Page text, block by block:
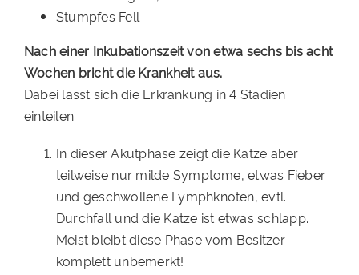
Stumpfes Fell
Nach einer Inkubationszeit von etwa sechs bis acht
Wochen bricht die Krankheit aus.
Dabei lässt sich die Erkrankung in 4 Stadien
einteilen:
In dieser Akutphase zeigt die Katze aber
teilweise nur milde Symptome, etwas Fieber
und geschwollene Lymphknoten, evtl.
Durchfall und die Katze ist etwas schlapp.
Meist bleibt diese Phase vom Besitzer
komplett unbemerkt!